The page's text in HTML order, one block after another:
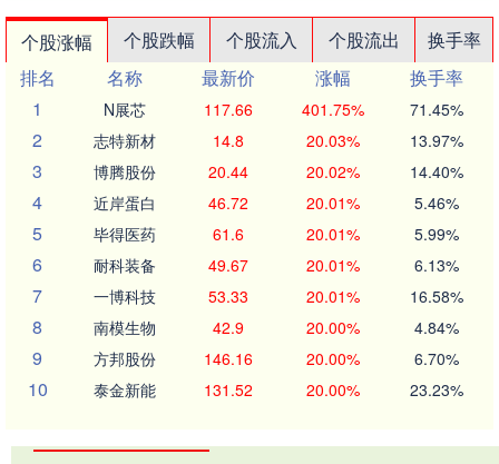
个股涨幅 个股跌幅 个股流入 个股流出
换手率
排名
名称 最新价 涨幅
换手率
1
N展芯 117.66 401.75% 71.45%
2 志特新材 14.8 20.03% 13.97%
3 博腾股份 20.44 20.02% 14.40%
4 近岸蛋白 46.72 20.01% 5.46%
5 毕得医药 61.6 20.01% 5.99%
6 耐科装备 49.67 20.01% 6.13%
7 一博科技 53.33 20.01% 16.58%
8 南模生物 42.9 20.00% 4.84%
9 方邦股份 146.16 20.00% 6.70%
10 泰金新能 131.52 20.00% 23.23%